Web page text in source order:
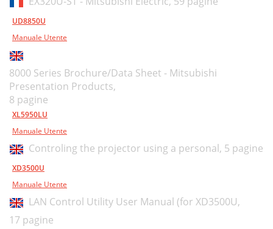
UD8850U
Manuale Utente
8000 Series Brochure/Data Sheet - Mitsubishi
Presentation Products,
8 pagine
XL5950LU
Manuale Utente
Controling the projector using a personal, 5 pagine
XD3500U
Manuale Utente
LAN Control Utility User Manual (for XD3500U,
17 pagine